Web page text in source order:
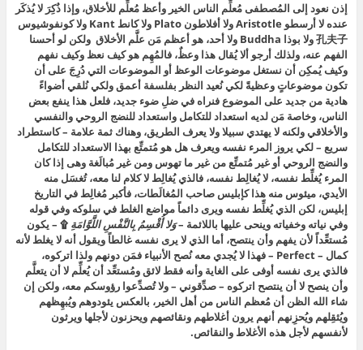
إذن نعود إلى المُصطفى مُعلِّم الناس الخير وأعظ مُعلِّم للأخلاق، وإذا ذُكِرَ لا يُذكَر
عنده لا أرسطو Aristotle ولا أفلاطون Plato ولا كانط Kant ولا كونفوشيوس
孔夫子 ولا بوذا Buddha ولا أحد، هو أعظم مَن علَّم الأخلاق ولكن لو أحسنا
الفهم عنه، ولذلك أرجو ألا يُقال هذا وعظٌ، فالمُهِم هو كيف نعظ وكيف نفهم
وكيف يُمكِن أن نستغل موضوعات الوعظ أو الموضوعات التي دُرِجَ على أن
تكون موضوعاتٍ وعظيةً لكي نُعيد النظر بفلسفة أعمق ولكي نُلقي أضواءً
هادية من جديد على الموضوع فنراه في ضلِ ضوء جديد، فلعل هذا ينفع بعض
الناس، وخاصة مَن لديه استعداد للتكامل واستعداد للنضج الروحي والنفسي
والأخلاقي ولكنه لا يهتدي سبيلا ولا يعرف الطريق، وهناك ثمة علامة – كاستطراد
سريع – لكي يروز المرء نفسه ويعرف هل هو مُتمتِّع بهذا الاستعداد للتكامل
والنضج الروحي أو غير مُتمتِّع من غير ما تهوس ومن غير مُبالَغة وهى إذا كان
المرء يُغلِّط نفسه، لا يُغالِط نفسه، فالذي يُغالِط لا كلام لنا معه، تُغسَل منه
الأيدي، ميئوس منه هذا كإبليس صاحب المُغالَطات، فأكبر مُغالِط في التاريخ
إبليس، لكن الذي يُغلِّط نفسه ويرى دائماً مواضع الغلط في سلوكه وفي قوله
وفي نياته وخفياته وينحى عليها باللائمة –وَلا أُقْسِمُ بِالنَّفْسِ اللَّوَّامَةِ ۩ – يكون
مُستعِّداً لأن يفهم وأن ينتصح، أما الذي لا يرى نفسه غالطاً ويقول أنه لا يغلط لأنه
كمال – Perfect – فهذا لا يُجدي معه نُصح الأنبياء فمَن دونهم ولذا اتركوه،
فالذي يرى نفسه أوفى على الغاية وأنه فقط لائق ومُستعِّد أن يُعلِّم لا أن يتعلَّم
وأن ينصح لا أن ينتصح اتركوه – صدِّقوني – ولا تُصدِّعوا رؤوسكم معه، ولكن إن
شاء الله الظن أن مُعظم الناس من أهل الخير، بالعكس يئودوهم ويُبهِظهم
ويُثقِلهم ويُحزِنهم أنهم يرون أغلاطهم ونقائصهم ويحزنون لأجلها ويرثون
لأنفسهم لأجل هذه الأغلاط والنقائص.